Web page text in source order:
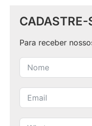
CADASTRE-
Para receber